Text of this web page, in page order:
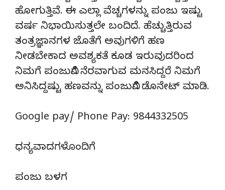
ಹೋಗುತ್ತಿವೆ. ಈ ಎಲ್ಲಾ ವೆಚ್ಚಗಳನ್ನು ಪಂಜು ಇಷ್ಟು
ವರ್ಷ ನಿಭಾಯಿಸುತ್ತಲೇ ಬಂದಿದೆ. ಹೆಚ್ಚುತ್ತಿರುವ
ತಂತ್ರಜ್ಞಾನಗಳ ಜೊತೆಗೆ ಅವುಗಳಿಗೆ ಹಣ
ನೀಡಬೇಕಾದ ಅವಶ್ಯಕತೆ ಕೂಡ ಇರುವುದರಿಂದ
ನಿಮಗೆ ಪಂಜುವಿಗೆ ನೆರವಾಗುವ ಮನಸಿದ್ದರೆ ನಿಮಗೆ
ಅನಿಸಿದ್ದಷ್ಟು ಹಣವನ್ನು ಪಂಜುವಿಗೆ ಡೊನೇಟ್‌ ಮಾಡಿ.
Google pay/ Phone Pay: 9844332505
ಧನ್ಯವಾದಗಳೊಂದಿಗೆ
ಪಂಜು ಬಳಗ